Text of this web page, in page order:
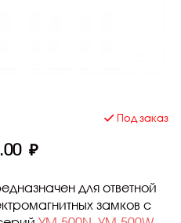
Под заказ
₽
для ответной
замков с